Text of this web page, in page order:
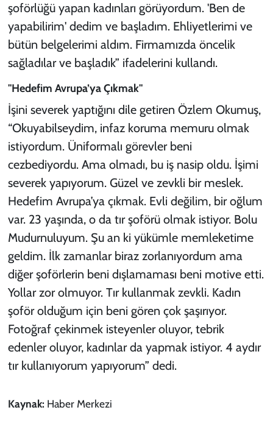
şoförlüğü yapan kadınları görüyordum. 'Ben de
yapabilirim' dedim ve başladım. Ehliyetlerimi ve
bütün belgelerimi aldım. Firmamızda öncelik
sağladılar ve başladık” ifadelerini kullandı.
"Hedefim Avrupa’ya Çıkmak"
İşini severek yaptığını dile getiren Özlem Okumuş,
“Okuyabilseydim, infaz koruma memuru olmak
istiyordum. Üniformalı görevler beni
cezbediyordu. Ama olmadı, bu iş nasip oldu. İşimi
severek yapıyorum. Güzel ve zevkli bir meslek.
Hedefim Avrupa’ya çıkmak. Evli değilim, bir oğlum
var. 23 yaşında, o da tır şoförü olmak istiyor. Bolu
Mudurnuluyum. Şu an ki yükümle memleketime
geldim. İlk zamanlar biraz zorlanıyordum ama
diğer şoförlerin beni dışlamaması beni motive etti.
Yollar zor olmuyor. Tır kullanmak zevkli. Kadın
şoför olduğum için beni gören çok şaşırıyor.
Fotoğraf çekinmek isteyenler oluyor, tebrik
edenler oluyor, kadınlar da yapmak istiyor. 4 aydır
tır kullanıyorum yapıyorum” dedi.
Kaynak: Haber Merkezi